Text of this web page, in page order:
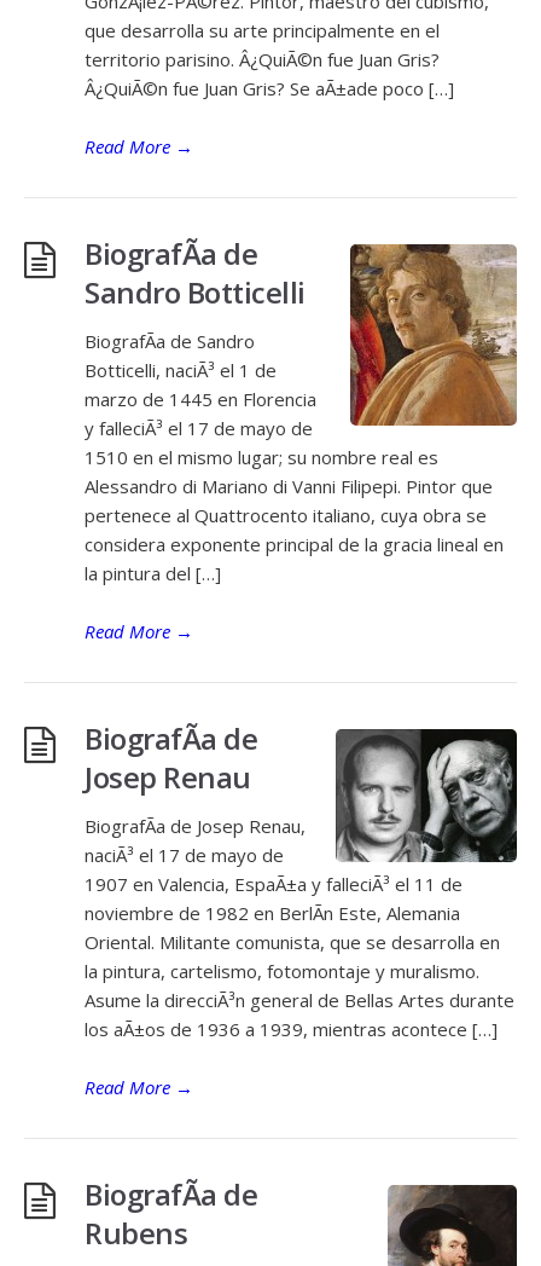
que desarrolla su arte principalmente en el
territorio parisino. Â¿QuiÃ©n fue Juan Gris?
Â¿QuiÃ©n fue Juan Gris? Se aÃ±ade poco […]
Read More →
BiografÃ­a de
Sandro Botticelli
BiografÃ­a de Sandro
Botticelli, naciÃ³ el 1 de
marzo de 1445 en Florencia
y falleciÃ³ el 17 de mayo de
1510 en el mismo lugar; su nombre real es
Alessandro di Mariano di Vanni Filipepi. Pintor que
pertenece al Quattrocento italiano, cuya obra se
considera exponente principal de la gracia lineal en
la pintura del […]
Read More →
BiografÃ­a de
Josep Renau
BiografÃ­a de Josep Renau,
naciÃ³ el 17 de mayo de
1907 en Valencia, EspaÃ±a y falleciÃ³ el 11 de
noviembre de 1982 en BerlÃ­n Este, Alemania
Oriental. Militante comunista, que se desarrolla en
la pintura, cartelismo, fotomontaje y muralismo.
Asume la direcciÃ³n general de Bellas Artes durante
los aÃ±os de 1936 a 1939, mientras acontece […]
Read More →
BiografÃ­a de
Rubens